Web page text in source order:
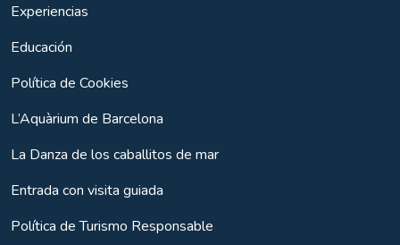
Experiencias
Educación
Política de Cookies
L’Aquàrium de Barcelona
La Danza de los caballitos de mar
Entrada con visita guiada
Política de Turismo Responsable